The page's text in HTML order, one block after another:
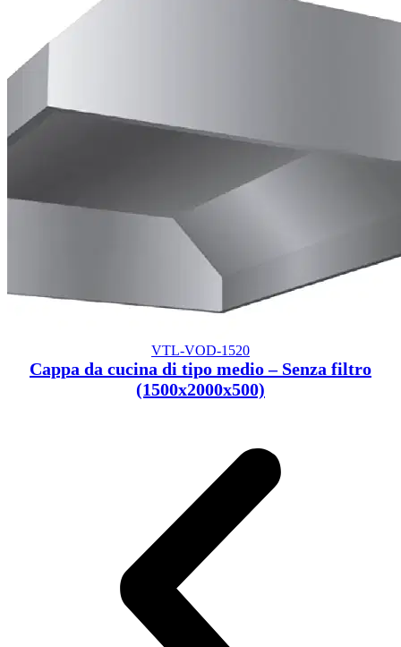
VTL-VOD-1520
Cappa da cucina di tipo medio – Senza filtro
(1500x2000x500)